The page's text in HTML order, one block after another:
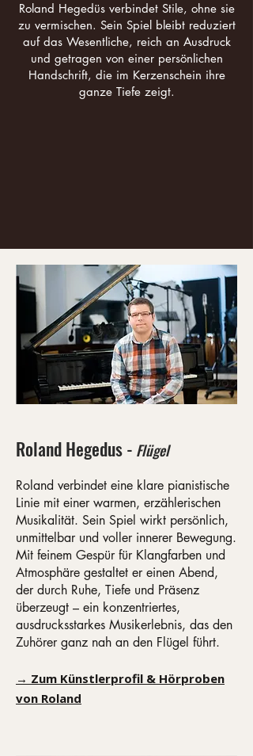
Roland Hegedüs verbindet Stile, ohne sie
zu vermischen. Sein Spiel bleibt reduziert
auf das Wesentliche, reich an Ausdruck
und getragen von einer persönlichen
Handschrift, die im Kerzenschein ihre
ganze Tiefe zeigt.
Roland Hegedus - Flügel
Roland verbindet eine klare pianistische
Linie mit einer warmen, erzählerischen
Musikalität. Sein Spiel wirkt persönlich,
unmittelbar und voller innerer Bewegung.
Mit feinem Gespür für Klangfarben und
Atmosphäre gestaltet er einen Abend,
der durch Ruhe, Tiefe und Präsenz
überzeugt – ein konzentriertes,
ausdrucksstarkes Musikerlebnis, das den
Zuhörer ganz nah an den Flügel führt.
→ Zum Künstlerprofil & Hörproben
von Roland